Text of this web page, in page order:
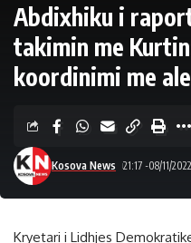
Abdixhiku i
takimin me
koordinimi me
Kosova News 21:17 -08/11/2022
Kryetari i Lidhjes